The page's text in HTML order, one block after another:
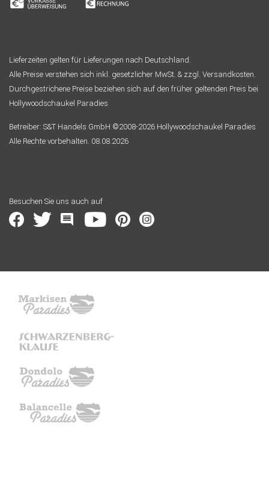
Lieferzeiten gelten für Lieferungen nach Deutschland.
Alle Preise verstehen sich inkl. gesetzlicher MwSt. & zzgl. Versandkosten.
Durchgestrichene Preise beziehen sich auf den früher geltenden Preis bei
Hollywoodschaukel Paradies
Betreiber: S&T Handels GmbH ©2008-2026 Hollywoodschaukel Paradies
Alle Rechte vorbehalten. 08.08.2026
Besuchen Sie uns auch auf